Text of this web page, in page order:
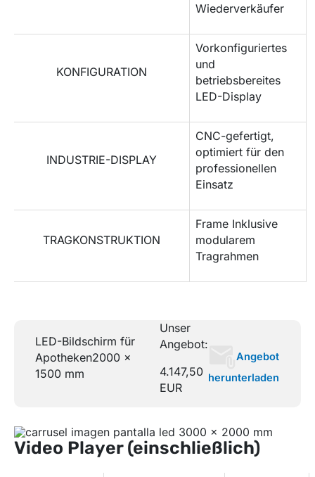
Wiederverkäufer
KONFIGURATION
Vorkonfiguriertes
und
betriebsbereites
LED-Display
INDUSTRIE-DISPLAY
CNC-gefertigt,
optimiert für den
professionellen
Einsatz
TRAGKONSTRUKTION
Frame Inklusive
modularem
Tragrahmen
LED-Bildschirm für
Apotheken2000 x
1500 mm
Unser
Angebot:
4.147,50
EUR
Angebot
herunterladen
Video Player (einschließlich)